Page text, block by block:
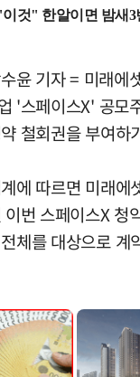
윤 기자 = 미래에
'스페이스X' 공모
철회권을 부여하
에 따르면 미래에
번 스페이스X 청
체를 대상으로 계